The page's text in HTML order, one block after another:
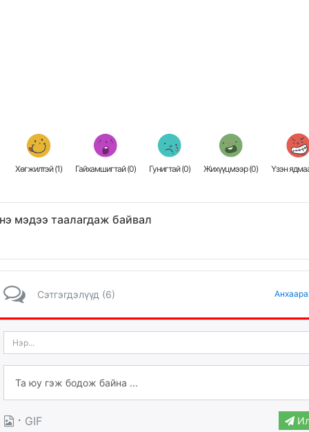
Хөгжилтэй (1) Гайхамшигтай (0) Гунигтай (0) Жихүүцмээр (0) Үзэн
мэдээ таалагдаж байвал
Сэтгэгдэлүүд (6)
· GIF